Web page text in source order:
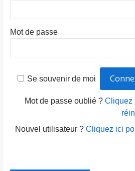
Mot de passe
Se souvenir de moi
Mot de passe oublié ? Cliquez
Nouvel utilisateur ? Cliquez ici